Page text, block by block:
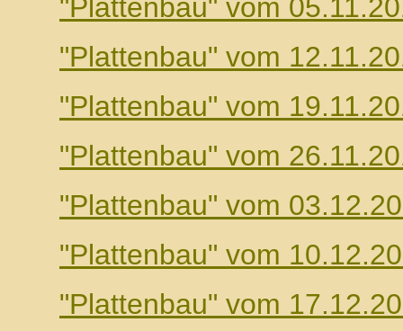
"Plattenbau" vom
"Plattenbau" vom
"Plattenbau" vom
"Plattenbau" vom
"Plattenbau" vom
"Plattenbau" vom
"Plattenbau" vom